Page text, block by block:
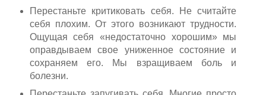
Перестаньте критиковать себя. Не считайте
себя плохим. От этого возникают трудности.
Ощущая себя «недостаточно хорошим» мы
оправдываем свое униженное состояние и
сохраняем его. Мы взращиваем боль и
болезни.